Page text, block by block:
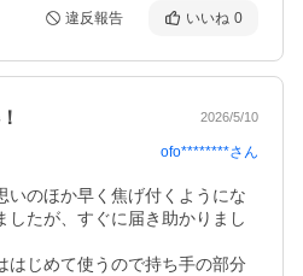
違反報告 いいね 0
2026/5/10
ofo********さん
いのほか早く焦げ付くようにな
したが、すぐに届き助かりまし
はじめて使うので持ち手の部分